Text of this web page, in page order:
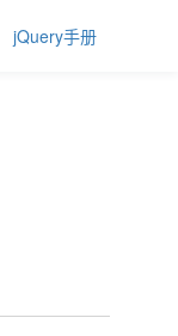
jQuery手册